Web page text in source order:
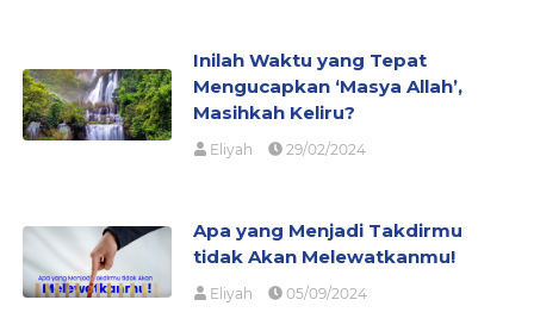
Inilah Waktu yang Tepat
Mengucapkan ‘Masya Allah’,
Masihkah Keliru?
Eliyah 29/02/2024
Apa yang Menjadi Takdirmu
tidak Akan Melewatkanmu!
Eliyah 05/09/2024